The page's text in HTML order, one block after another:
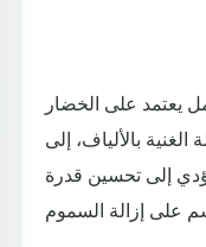
يعتمد على الخضار
الغنية بالألياف، إلى
إلى تحسين قدرة